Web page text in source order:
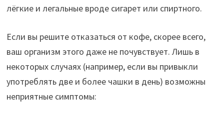
лёгкие и легальные вроде сигарет или спиртного.
Если вы решите отказаться от кофе, скорее всего,
ваш организм этого даже не почувствует. Лишь в
некоторых случаях (например, если вы привыкли
употреблять две и более чашки в день) возможны
неприятные симптомы: